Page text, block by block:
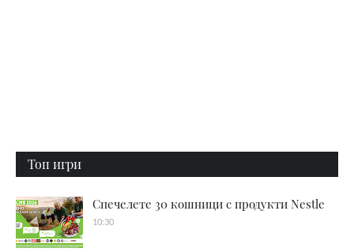
Топ игри
Спечелете 30 кошници с продукти Nestle
10:30